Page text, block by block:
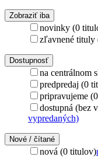
Zobraziť iba
novinky (0
zľavnené tituly
Dostupnosť
na centrálnom
predpredaj (0
pripravujeme
dostupná (bez
vypredaných)
Nové / čítané
nová (0 titulov)